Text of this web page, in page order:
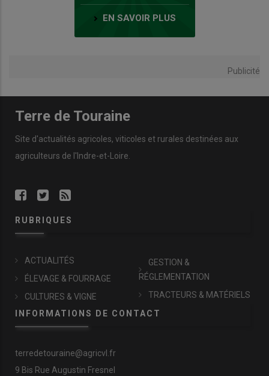
EN SAVOIR PLUS
Publicité
Terre de Touraine
Site d'actualités agricoles, viticoles et rurales destinées aux
agriculteurs de l'Indre-et-Loire.
RUBRIQUES
ACTUALITÉS
ÉLEVAGE & FOURRAGE
CULTURES & VIGNE
GESTION &
RÉGLEMENTATION
TRACTEURS & MATÉRIELS
INFORMATIONS DE CONTACT
terredetouraine@agricvl.fr
9 Bis Rue Augustin Fresnel